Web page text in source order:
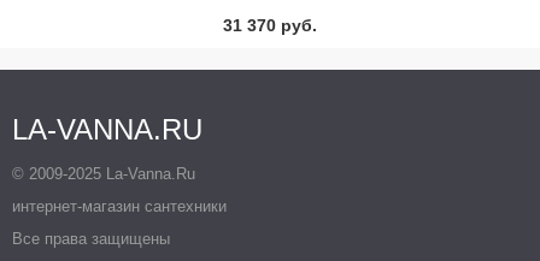
31 370 руб.
LA-VANNA.RU
© 2009-2025 La-Vanna.Ru
интернет-магазин сантехники
Все права защищены